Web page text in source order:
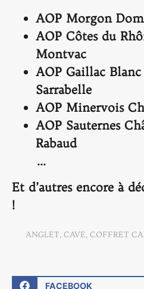
AOP Morgon
AOP Côtes du
Montvac
AOP Gaillac
Sarrabelle
AOP Minervois
AOP Sauternes
Rabaud
…
Et d’autres encore à
!
ANGLET CAVE COFFRET
FACEBOOK